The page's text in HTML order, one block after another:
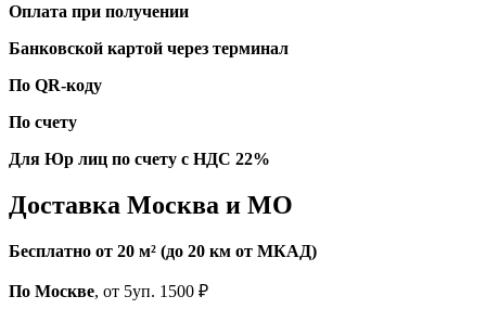
Оплата при получении
Банковской картой через терминал
По QR-коду
По счету
Для Юр лиц по счету с НДС 22%
Доставка Москва и МО
Бесплатно от 20 м² (до 20 км от МКАД)
По Москве, от 5уп. 1500 ₽